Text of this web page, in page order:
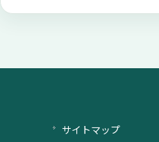
サイトマップ